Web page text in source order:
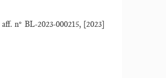
n° BL-2023-000215, [2023]